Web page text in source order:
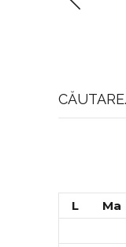
Search
for:
L
Ma